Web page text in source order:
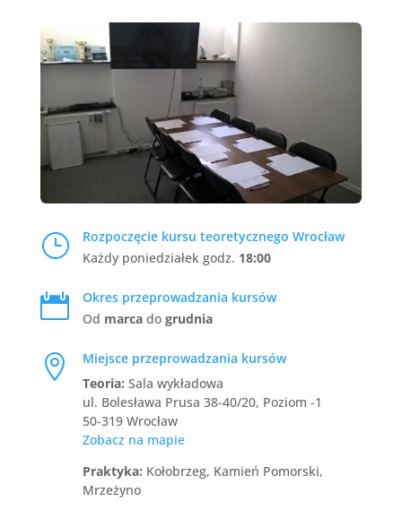
}
Rozpoczęcie kursu teoretycznego Wrocław
Każdy poniedziałek godz. 18:00

Okres przeprowadzania kursów
Od marcado grudnia

Miejsce przeprowadzania kursów
Teoria: Sala wykładowa
ul. Bolesława Prusa 38-40/20, Poziom -1
50-319 Wrocław
Zobacz na mapie
Praktyka: Kołobrzeg, Kamień Pomorski,
Mrzeżyno